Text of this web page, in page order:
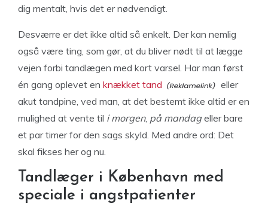
dig mentalt, hvis det er nødvendigt.
Desværre er det ikke altid så enkelt. Der kan nemlig
også være ting, som gør, at du bliver nødt til at lægge
vejen forbi tandlægen med kort varsel. Har man først
én gang oplevet en knækket tand
eller
akut tandpine, ved man, at det bestemt ikke altid er en
mulighed at vente til i morgen, på mandageller bare
et par timer for den sags skyld. Med andre ord: Det
skal fikses her og nu.
Tandlæger i København med
speciale i angstpatienter